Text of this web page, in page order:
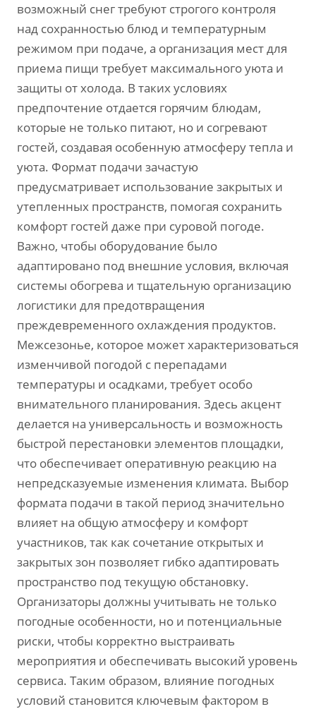
возможный снег требуют строгого контроля
над сохранностью блюд и температурным
режимом при подаче‚ а организация мест для
приема пищи требует максимального уюта и
защиты от холода. В таких условиях
предпочтение отдается горячим блюдам‚
которые не только питают‚ но и согревают
гостей‚ создавая особенную атмосферу тепла и
уюта. Формат подачи зачастую
предусматривает использование закрытых и
утепленных пространств‚ помогая сохранить
комфорт гостей даже при суровой погоде.
Важно‚ чтобы оборудование было
адаптировано под внешние условия‚ включая
системы обогрева и тщательную организацию
логистики для предотвращения
преждевременного охлаждения продуктов.
Межсезонье‚ которое может характеризоваться
изменчивой погодой с перепадами
температуры и осадками‚ требует особо
внимательного планирования. Здесь акцент
делается на универсальность и возможность
быстрой перестановки элементов площадки‚
что обеспечивает оперативную реакцию на
непредсказуемые изменения климата. Выбор
формата подачи в такой период значительно
влияет на общую атмосферу и комфорт
участников‚ так как сочетание открытых и
закрытых зон позволяет гибко адаптировать
пространство под текущую обстановку.
Организаторы должны учитывать не только
погодные особенности‚ но и потенциальные
риски‚ чтобы корректно выстраивать
мероприятия и обеспечивать высокий уровень
сервиса. Таким образом‚ влияние погодных
условий становится ключевым фактором в